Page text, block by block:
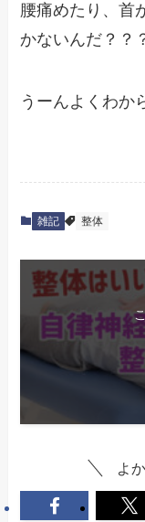
腰痛めたり、首
かないんだ？？
うーんよくわか
雑記 整体
よ